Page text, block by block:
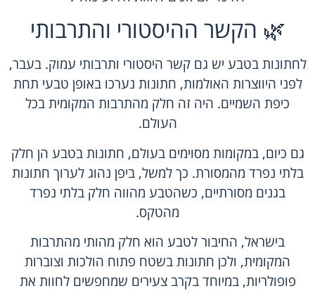
🌿 הקשר ההיסטורי והתרבותי
לחתונות בטבע יש גם קשר היסטורי ותרבותי עמוק. בעבר,
לפני היווצרות האולמות, חתונות נערכו באופן טבעי תחת
כיפת השמיים. היה זה חלק מהתרבות המקומית בכל
העולם.
גם כיום, במקומות מסוימים בעולם, חתונות בטבע הן חלק
בלתי נפרד מהמסורת. כך למשל, ביפן נהוג לערוך חתונות
בגנים מסורתיים, כשהטבע מהווה חלק בלתי נפרד
מהטקס.
בישראל, החיבור לטבע הוא חלק מהותי מהתרבות
המקומית, ולכן חתונות בשטח פתוח הולכות וצוברות
פופולריות, במיוחד בקרב צעירים שמחפשים לחוות את